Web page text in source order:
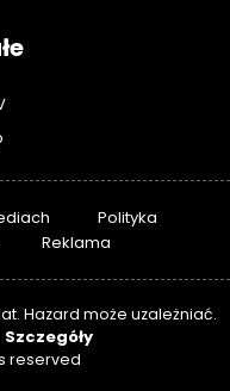
Polityka
Reklama
Hazard może uzależniać.
Szczegóły
reserved